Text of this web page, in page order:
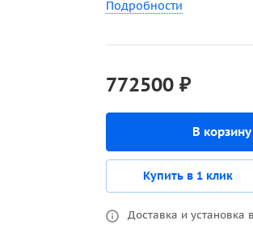
Подробности
772500 ₽
В корзину
Купить в 1 клик
Доставка и установка